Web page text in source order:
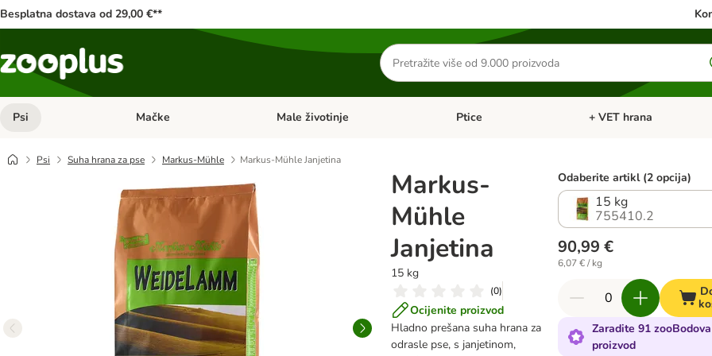
Besplatna dostava od 29,00 €**
Traži
proizvode
Psi Pregled kategorija: Psi
Mačke Pregled kategorija: Mačke
Male životinje Pregled kategorija: Male životinje
Ptice Pregled kategorija: Ptice
+ VET hrana
Psi Suha hrana za pse Markus-Mühle Markus-Mühle Janjetina
Markus-
Mühle
Janjetina
15 kg
(0)
Ocijenite proizvod
Hladno prešana suha hrana za
odrasle pse, s janjetinom,
Odaberite artikl (2 opcija)
15 kg
755410.2
90,99 €
6,07 € / kg
Zaradite 91
proizvod